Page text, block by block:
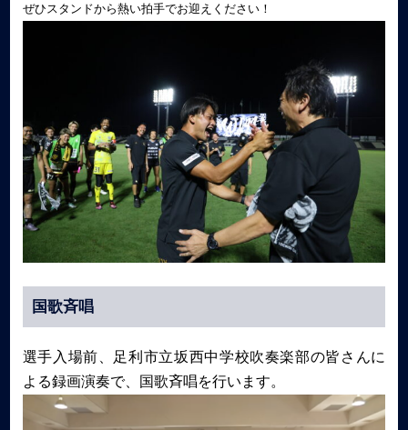
ぜひスタンドから熱い拍手でお迎えください！
国歌斉唱
選手入場前、足利市立坂西中学校吹奏楽部の皆さんに
よる録画演奏で、国歌斉唱を行います。